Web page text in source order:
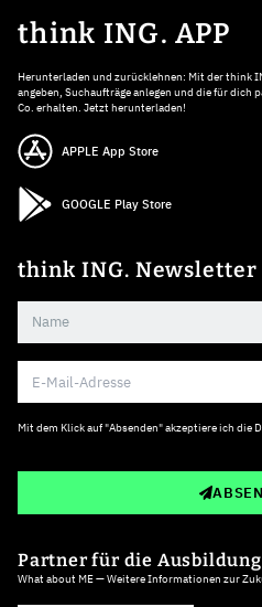
think ING. APP
Herunterladen und zurücklehnen: Mit der think
angeben, Suchaufträge anlegen und die für dich
Co. erhalten. Jetzt herunterladen!
APPLE App Store
GOOGLE Play Store
think ING. Newsletter
Mit dem Klick auf "Absenden" akzeptiere ich die
Partner für die Ausbildung
What about ME — Weitere Informationen zur